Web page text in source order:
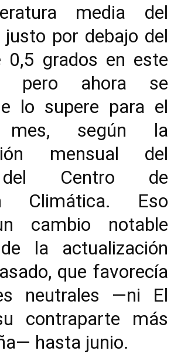
media del
por debajo del
0,5 grados en este
pero ahora se
lo supere para el
mes, según la
mensual del
del Centro de
Climática. Eso
cambio notable
la actualización
que favorecía
neutrales —ni El
contraparte más
hasta junio.